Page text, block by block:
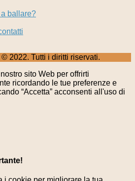
ballare?
2022. Tutti i diritti riservati.
sito Web per offrirti
ricordando le tue preferenze e
“Accetta” acconsenti all'uso di